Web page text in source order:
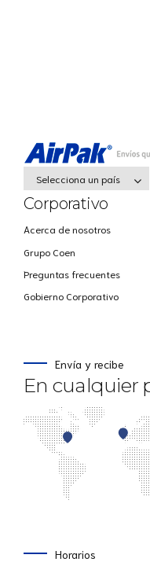
Selecciona un país
Corporativo
Acerca de nosotros
Grupo Coen
Preguntas frecuentes
Gobierno Corporativo
Envía y recibe
En cualquier
Horarios